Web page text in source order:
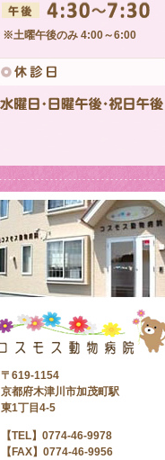
※土曜午後のみ 4:00～6:00
〒619-1154
京都府木津川市加茂町駅
東1丁目4-5
【TEL】0774-46-9978
【FAX】0774-46-9956